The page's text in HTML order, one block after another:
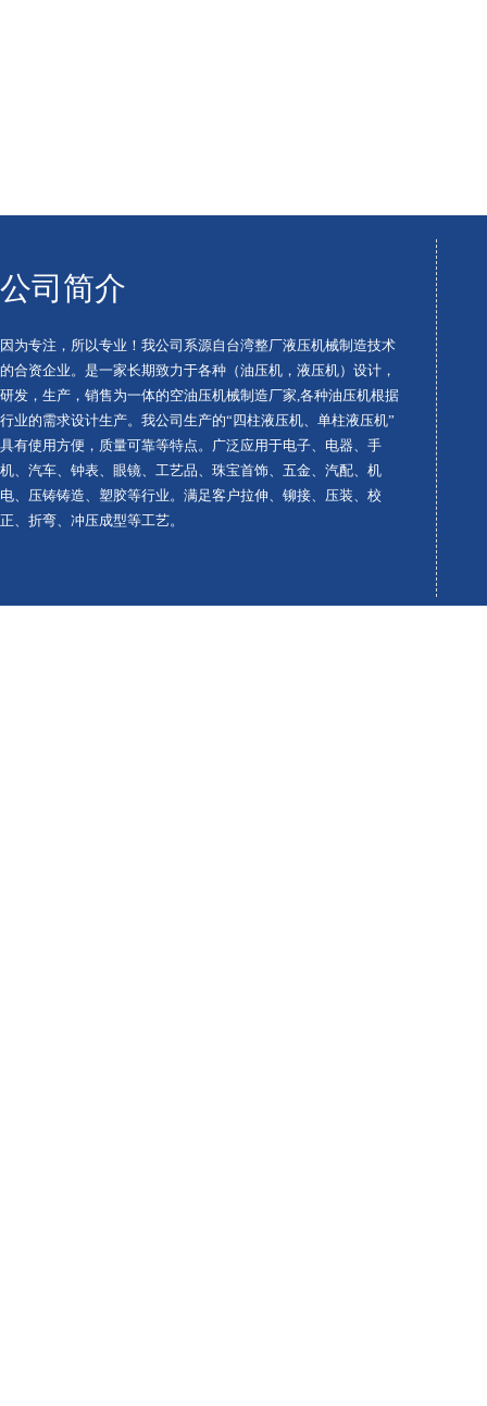
公司简介
因为专注，所以专业！我公司系源自台湾整厂液压机械制造技术
的合资企业。是一家长期致力于各种（油压机，液压机）设计，
研发，生产，销售为一体的空油压机械制造厂家,各种油压机根据
行业的需求设计生产。我公司生产的“四柱液压机、单柱液压机”
具有使用方便，质量可靠等特点。广泛应用于电子、电器、手
机、汽车、钟表、眼镜、工艺品、珠宝首饰、五金、汽配、机
电、压铸铸造、塑胶等行业。满足客户拉伸、铆接、压装、校
正、折弯、冲压成型等工艺。